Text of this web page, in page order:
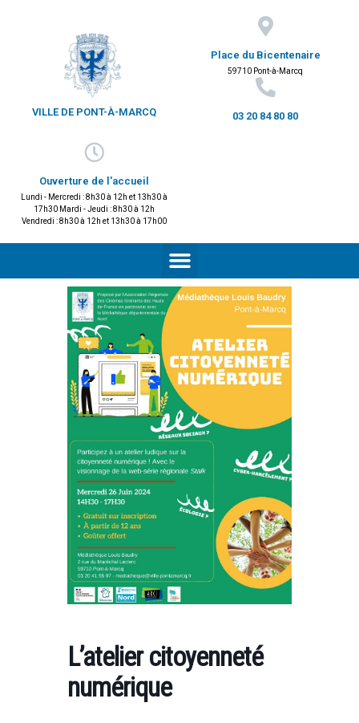
VILLE DE PONT-À-MARCQ
Place du Bicentenaire
59710 Pont-à-Marcq
03 20 84 80 80
Ouverture de l'accueil
Lundi - Mercredi : 8h30 à 12h et 13h30 à
17h30 Mardi - Jeudi : 8h30 à 12h
Vendredi : 8h30 à 12h et 13h30 à 17h00
L’atelier citoyenneté
numérique